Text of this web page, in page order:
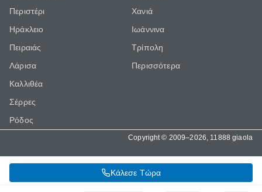
Κάλεσε Τώρα
Περιστέρι
Ηράκλειο
Πειραιάς
Λάρισα
Καλλιθέα
Σέρρες
Ρόδος
Χανιά
Ιωάννινα
Τρίπολη
Περισσότερα
Copyright © 2009–2026, 11888 giaola